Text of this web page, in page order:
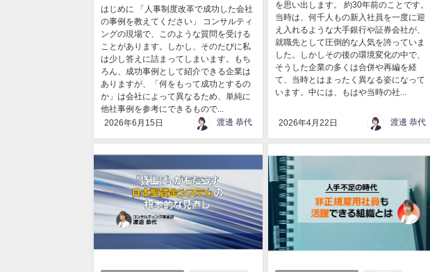
革の“本当の成功”とは何か ―
はじめに 「人事制度改革で成功した会社
の事例を教えてください」 コンサルティ
ングの現場で、このような質問を受ける
ことがあります。しかし、そのたびに私
は少し答えに詰まってしまいます。もち
ろん、成功事例として紹介できる企業は
ありますが、「何をもって成功とするの
か」は会社によって異なるため、単純に
他社事例を参考にできるもので...
2026年6月15日
渡邊 恭代
を思い出します。 約30年前のことです。
当時は、何千人もの新入社員を一度に迎
え入れるような大手銀行や証券会社が、
就職先として圧倒的な人気を誇っていま
した。しかしその後の環境変化の中で、
そうした企業の多くは合併や再編を経
て、当時とはまったく異なる姿になって
います。中には、もはや当時の社...
2026年4月22日 渡邊 恭代